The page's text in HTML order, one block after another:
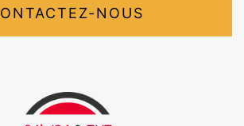
NOUS